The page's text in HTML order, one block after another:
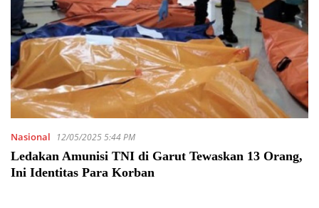
Nasional 12/05/2025 5:44 PM
Ledakan Amunisi TNI di Garut Tewaskan 13 Orang,
Ini Identitas Para Korban